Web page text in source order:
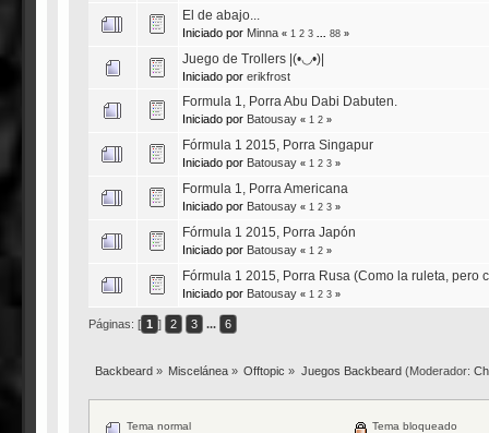
El de abajo...
Iniciado por Minna « 1 2 3 88»
Juego de Trollers |(•◡•)|
Iniciado por erikfrost
Formula 1, Porra Abu Dabi Dabuten.
Iniciado por Batousay « 1 2»
Fórmula 1 2015, Porra Singapur
Iniciado por Batousay « 1 2 3»
Formula 1, Porra Americana
Iniciado por Batousay « 1 2 3»
Fórmula 1 2015, Porra Japón
Iniciado por Batousay « 1 2»
Fórmula 1 2015, Porra Rusa (Como la ruleta, pero
Iniciado por Batousay « 1 2 3»
Páginas: [ 1 ] 2 3 ... 6
Backbeard» Miscelánea » Offtopic » Juegos Backbeard(Moderador:
Tema normal
Tema bloqueado